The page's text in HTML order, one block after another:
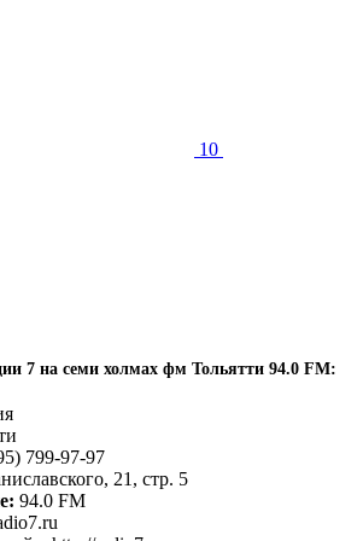
10
7 на семи холмах фм Тольятти 94.0 FM:
799-97-97
21, стр. 5
94.0 FM